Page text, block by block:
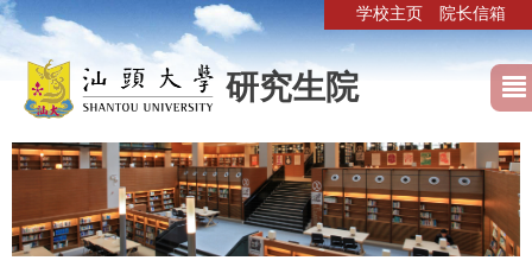
学校主页 院长信箱
研究生院